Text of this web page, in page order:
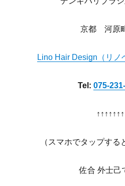
京都 河原
Lino Hair Design（リノ
Tel: 075-
（スマホでタップする
佐合 外士己